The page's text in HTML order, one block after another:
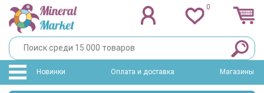
0
Новинки Оплата и доставка Магазины